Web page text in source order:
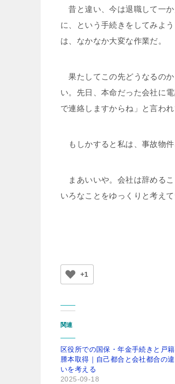
昔と違い、今は退職して一か
に、という手続きをしてみよ
は、なかなか大変な作業だ。
果たしてこの先どうなるの
い。先日、本命だった会社に
で連絡しますからね」と言わ
もしかすると私は、事故物件
まあいいや。会社は辞めるこ
いろなことをゆっくりと考えて
+1
関連
区役所での国保・年金手続きと戸籍
謄本取得｜自己都合と会社都合の違
いを考える
2025-09-18